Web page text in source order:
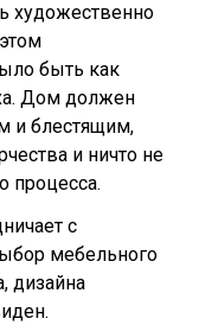
художественно
быть как
Дом должен
и блестящим,
и ничто не
процесса.
с
мебельного
дизайна